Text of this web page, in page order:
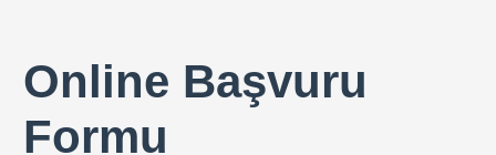
Online Başvuru
Formu